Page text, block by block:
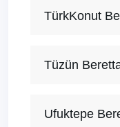
TürkKonut
Tüzün
Ufuktepe